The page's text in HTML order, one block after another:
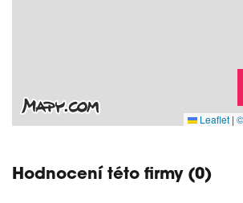
Leaflet |
Hodnocení této firmy (0)